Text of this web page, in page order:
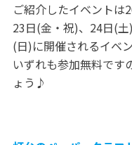
ご紹介したイベントは
23日(金・祝)、24日(
(日)に開催されるイベン
いずれも参加無料です
ょう♪